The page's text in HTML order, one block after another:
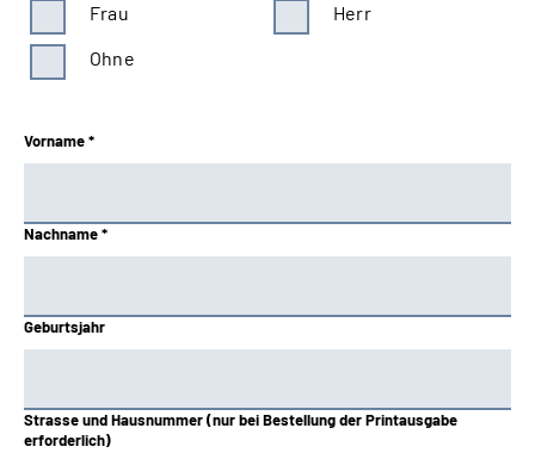
Bayern Süd
Braunschweig-Hannover
Knappschaft-Bahn-See
Nord
Frau
Herr
Ohne
Vorname *
Nachname *
Geburtsjahr
Strasse und Hausnummer (nur bei Bestellung der Printausgabe
erforderlich)